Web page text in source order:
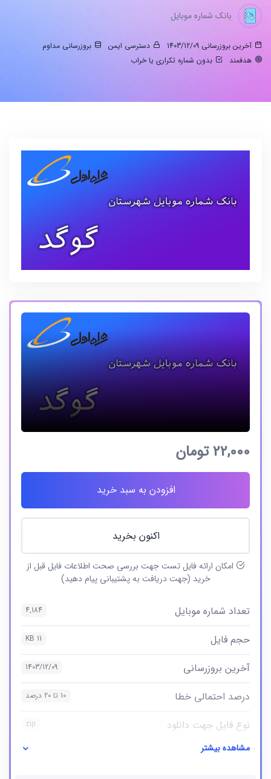
بانک شماره موبایل
آخرین بروزرسانی 1403/12/09 دسترسی ایمن
بروزرسانی مداوم
هدفمند
بدون شماره تکراری یا خراب
22,000تومان
افزودن به سبد خرید
اکنون بخرید
امکان ارائه فایل تست جهت بررسی صحت اطلاعات فایل قبل از
خرید (جهت دریافت به پشتیبانی پیام دهید)
تعداد شماره موبایل 4,184
حجم فایل 11 KB
آخرین بروزرسانی 1403/12/09
درصد احتمالی خطا 10 تا 20 درصد
نوع فایل جهت دانلود zip
نوع فایل بانک شماره موبایل مشاهده بیشتر